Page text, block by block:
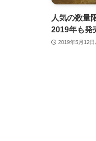
人気の数量
2019年も発
2019年5月12日